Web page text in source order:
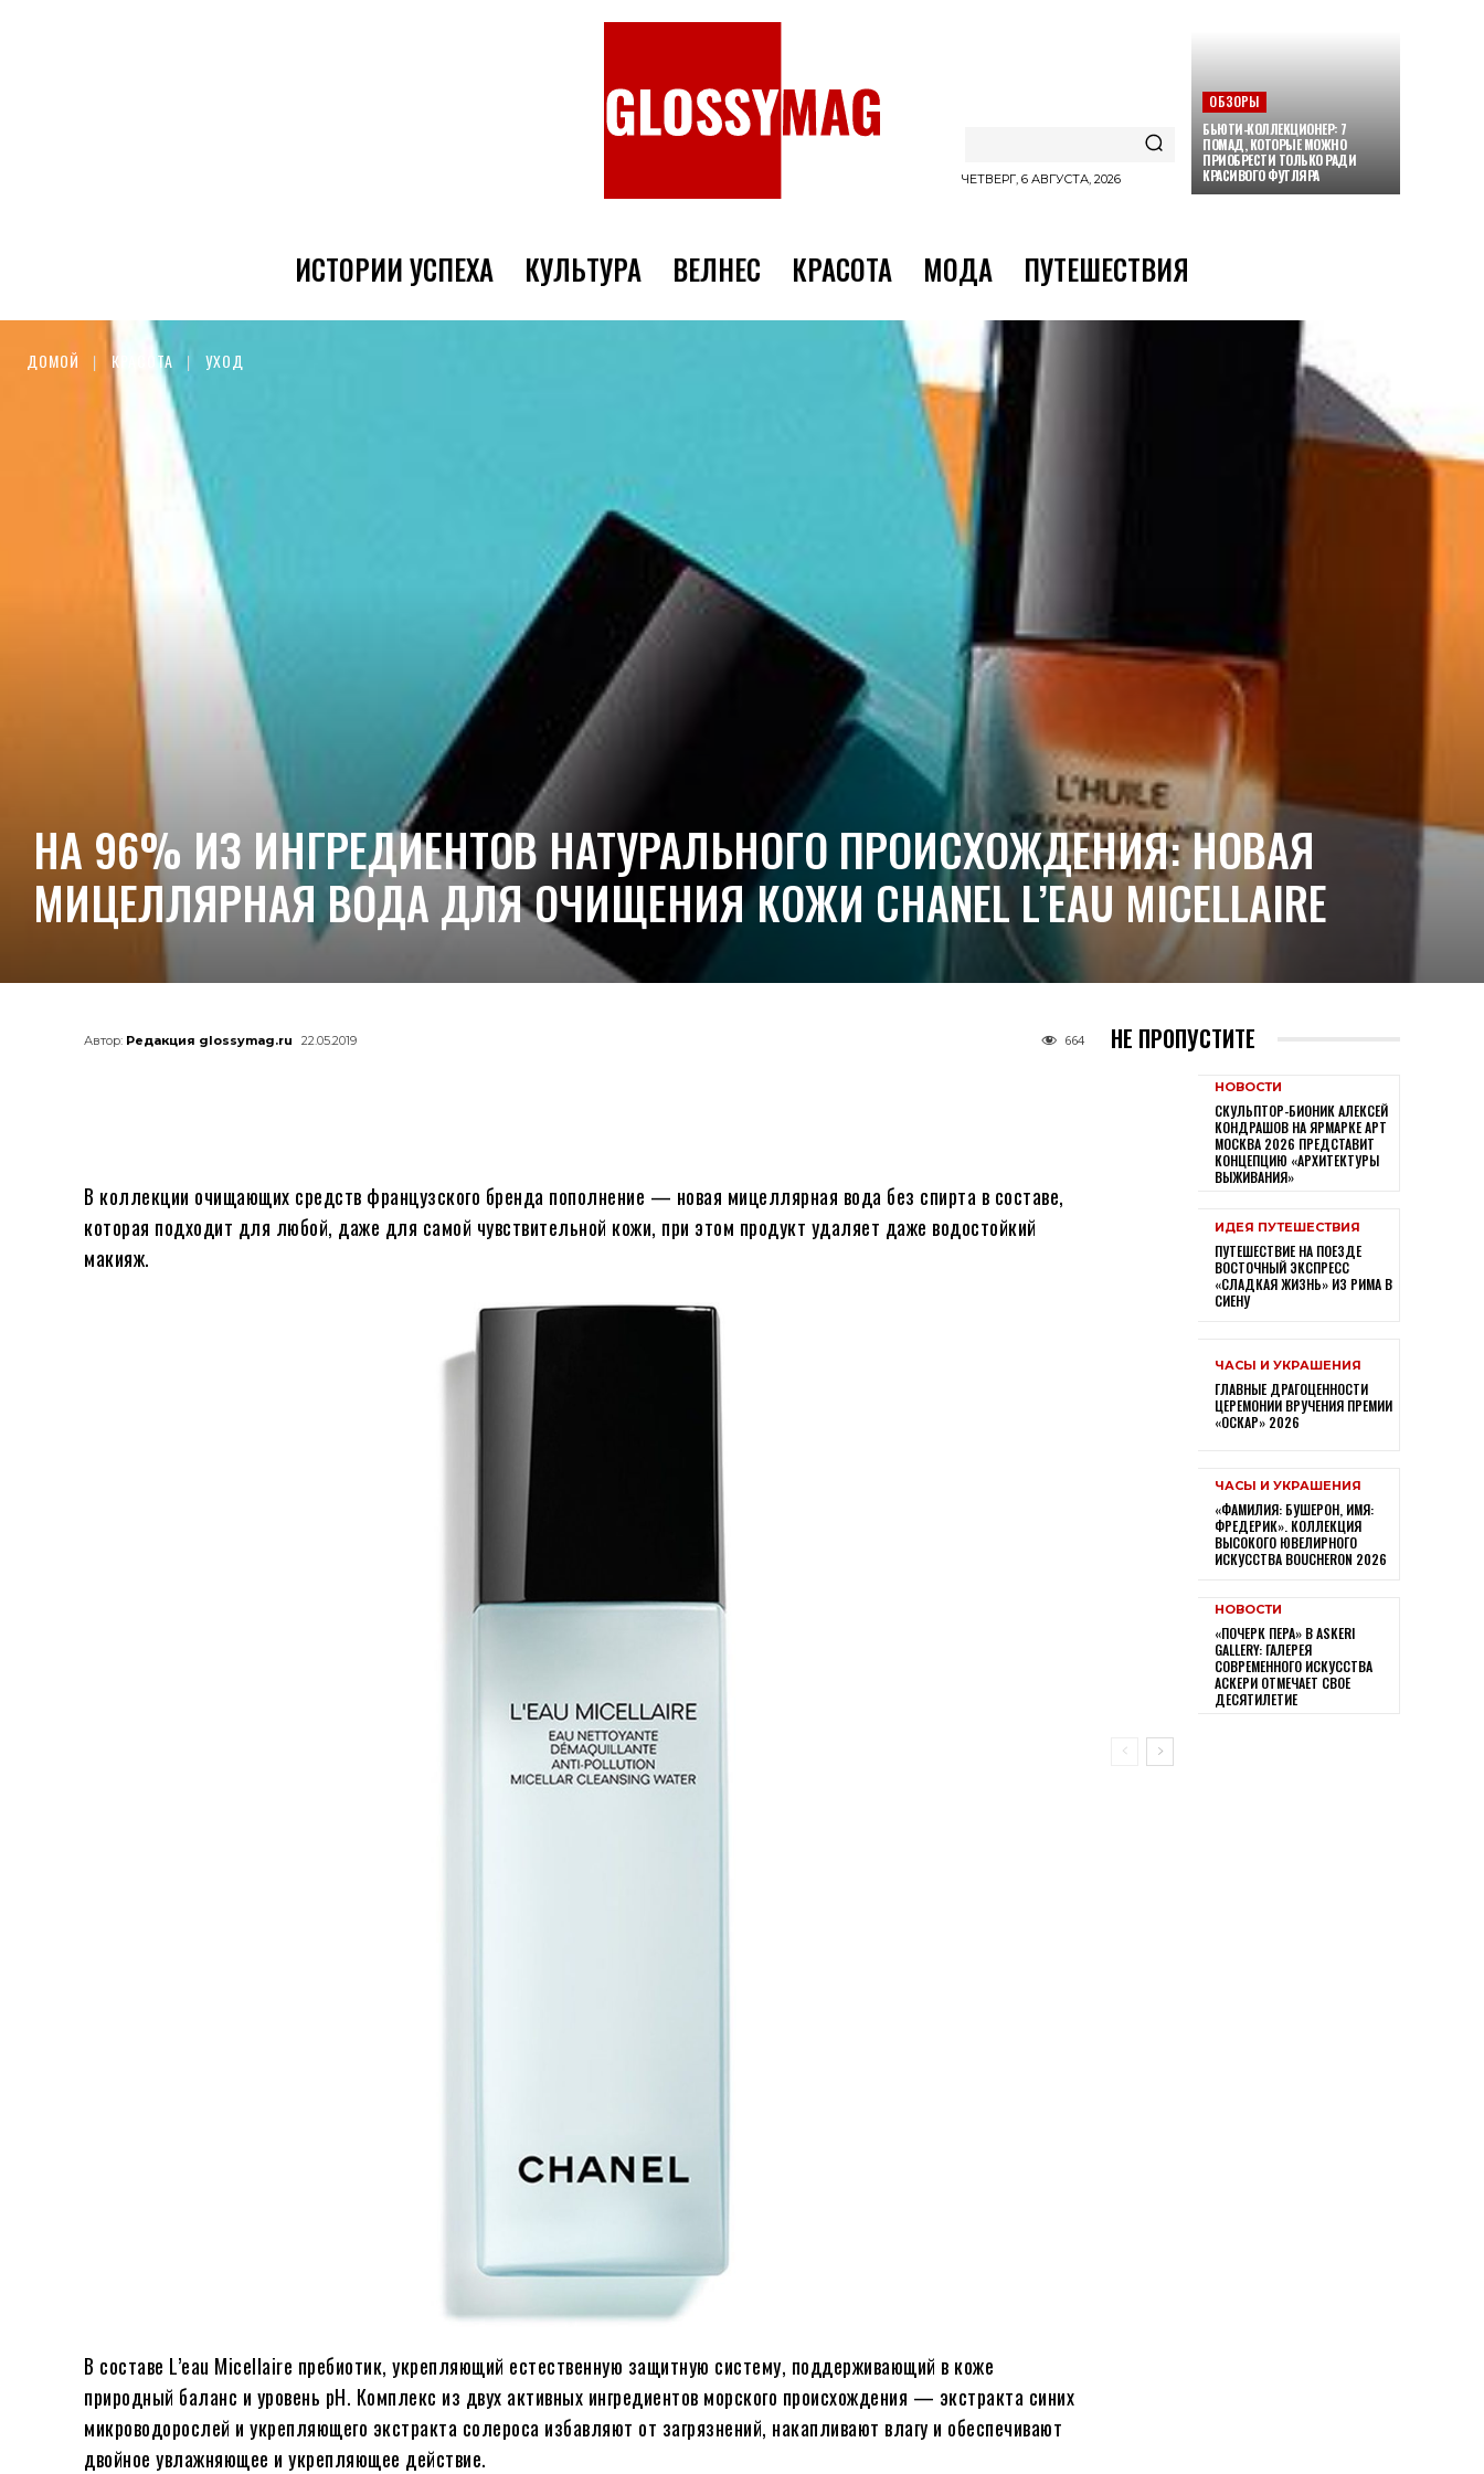
ЧЕТВЕРГ, 6 АВГУСТА, 2026
ОБЗОРЫ
БЬЮТИ-КОЛЛЕКЦИОНЕР: 7
ПОМАД, КОТОРЫЕ МОЖНО
ПРИОБРЕСТИ ТОЛЬКО РАДИ
КРАСИВОГО ФУТЛЯРА
ИСТОРИИ УСПЕХА КУЛЬТУРА ВЕЛНЕС КРАСОТА МОДА ПУТЕШЕСТВИЯ
ДОМОЙ КРАСОТА УХОД
НА 96% ИЗ ИНГРЕДИЕНТОВ НАТУРАЛЬНОГО ПРОИСХОЖДЕНИЯ: НОВАЯ
МИЦЕЛЛЯРНАЯ ВОДА ДЛЯ ОЧИЩЕНИЯ КОЖИ CHANEL L’EAU MICELLAIRE
Автор: Редакция glossymag.ru 22.05.2019 664
В коллекции очищающих средств французского бренда пополнение — новая мицеллярная вода без спирта в составе,
которая подходит для любой, даже для самой чувствительной кожи, при этом продукт удаляет даже водостойкий
макияж.
В составе L’eau Micellaire пребиотик, укрепляющий естественную защитную систему, поддерживающий в коже
природный баланс и уровень рН. Комплекс из двух активных ингредиентов морского происхождения — экстракта синих
микроводорослей и укрепляющего экстракта солероса избавляют от загрязнений, накапливают влагу и обеспечивают
двойное увлажняющее и укрепляющее действие.
НЕ ПРОПУСТИТЕ
НОВОСТИ
СКУЛЬПТОР-БИОНИК АЛЕКСЕЙ
КОНДРАШОВ НА ЯРМАРКЕ АРТ
МОСКВА 2026 ПРЕДСТАВИТ
КОНЦЕПЦИЮ «АРХИТЕКТУРЫ
ВЫЖИВАНИЯ»
ИДЕЯ ПУТЕШЕСТВИЯ
ПУТЕШЕСТВИЕ НА ПОЕЗДЕ
ВОСТОЧНЫЙ ЭКСПРЕСС
«СЛАДКАЯ ЖИЗНЬ» ИЗ РИМА В
СИЕНУ
ЧАСЫ И УКРАШЕНИЯ
ГЛАВНЫЕ ДРАГОЦЕННОСТИ
ЦЕРЕМОНИИ ВРУЧЕНИЯ ПРЕМИИ
«ОСКАР» 2026
ЧАСЫ И УКРАШЕНИЯ
«ФАМИЛИЯ: БУШЕРОН, ИМЯ:
ФРЕДЕРИК». КОЛЛЕКЦИЯ
ВЫСОКОГО ЮВЕЛИРНОГО
ИСКУССТВА BOUCHERON 2026
НОВОСТИ
«ПОЧЕРК ПЕРА» В ASKERI
GALLERY: ГАЛЕРЕЯ
СОВРЕМЕННОГО ИСКУССТВА
АСКЕРИ ОТМЕЧАЕТ СВОЕ
ДЕСЯТИЛЕТИЕ